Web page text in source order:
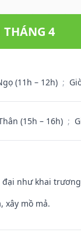
THÁNG 4
(11h – 12h) ;
(15h – 16h) ;
như khai
xây mồ mả.